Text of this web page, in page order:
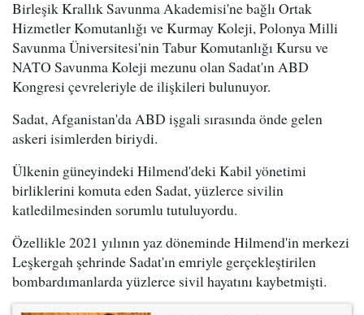
Birleşik Krallık Savunma Akademisi'ne bağlı Ortak
Hizmetler Komutanlığı ve Kurmay Koleji, Polonya Milli
Savunma Üniversitesi'nin Tabur Komutanlığı Kursu ve
NATO Savunma Koleji mezunu olan Sadat'ın ABD
Kongresi çevreleriyle de ilişkileri bulunuyor.
Sadat, Afganistan'da ABD işgali sırasında önde gelen
askeri isimlerden biriydi.
Ülkenin güneyindeki Hilmend'deki Kabil yönetimi
birliklerini komuta eden Sadat, yüzlerce sivilin
katledilmesinden sorumlu tutuluyordu.
Özellikle 2021 yılının yaz döneminde Hilmend'in merkezi
Leşkergah şehrinde Sadat'ın emriyle gerçekleştirilen
bombardımanlarda yüzlerce sivil hayatını kaybetmişti.